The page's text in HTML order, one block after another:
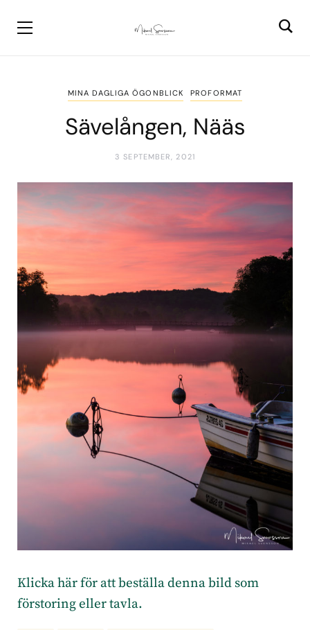
MINA DAGLIGA ÖGONBLICK PROFORMAT
Sävelången, Nääs
3 SEPTEMBER, 2021
Klicka här för att beställa denna bild som
förstoring eller tavla.